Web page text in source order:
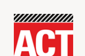
contenu